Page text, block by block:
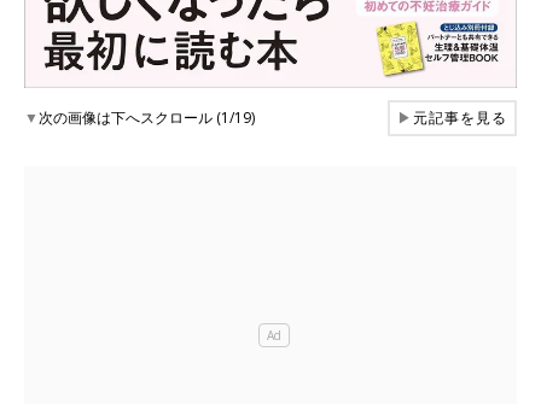
▼次の画像は下へスクロール (1/19) ▶元記事を見る